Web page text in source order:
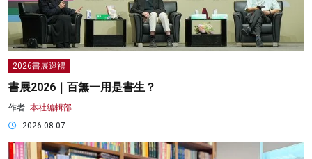
2026書展巡禮
書展2026｜百無一用是書生？
作者: 本社編輯部
2026-08-07